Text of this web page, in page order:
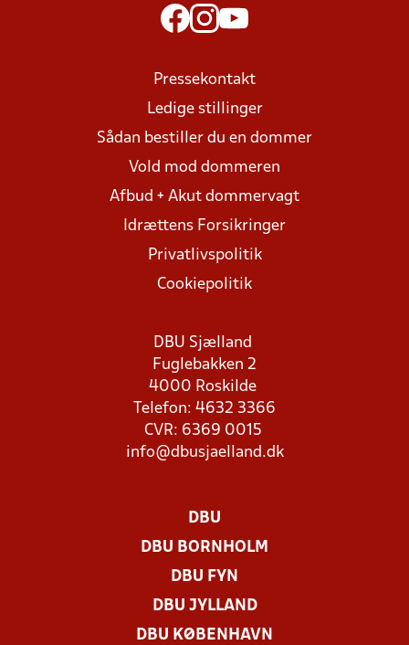
Pressekontakt
Ledige stillinger
Sådan bestiller du en dommer
Vold mod dommeren
Afbud + Akut dommervagt
Idrættens Forsikringer
Privatlivspolitik
Cookiepolitik
DBU Sjælland
Fuglebakken 2
4000 Roskilde
Telefon: 4632 3366
CVR: 6369 0015
info@dbusjaelland.dk
DBU
DBU BORNHOLM
DBU FYN
DBU JYLLAND
DBU KØBENHAVN